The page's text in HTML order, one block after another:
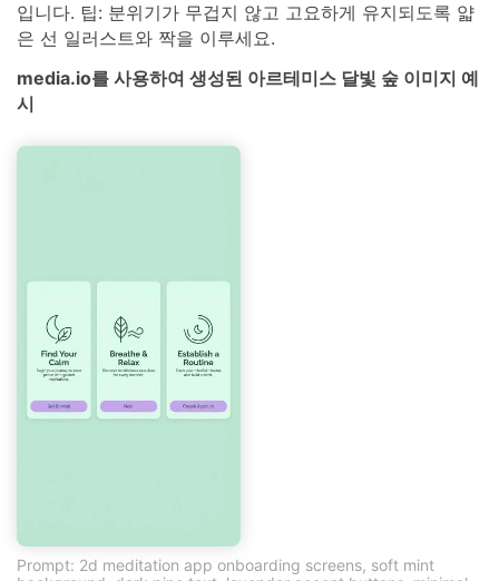
입니다. 팁: 분위기가 무겁지 않고 고요하게 유지되도록 얇
은 선 일러스트와 짝을 이루세요.
media.io를 사용하여 생성된 아르테미스 달빛 숲 이미지 예
시
Prompt: 2d meditation app onboarding screens, soft mint